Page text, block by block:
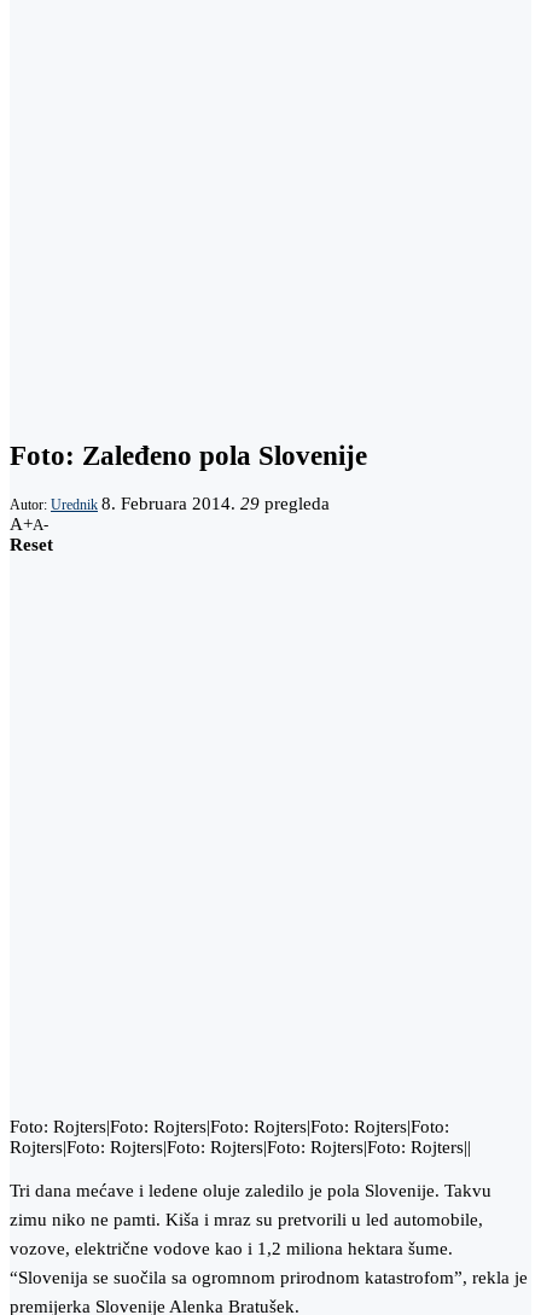
Foto: Zaleđeno pola Slovenije
Autor: Urednik 8. Februara 2014. 29 pregleda
A+A-
Reset
Foto: Rojters|Foto: Rojters|Foto: Rojters|Foto: Rojters|Foto:
Rojters|Foto: Rojters|Foto: Rojters|Foto: Rojters|Foto: Rojters||
Tri dana mećave i ledene oluje zaledilo je pola Slovenije. Takvu
zimu niko ne pamti. Kiša i mraz su pretvorili u led automobile,
vozove, električne vodove kao i 1,2 miliona hektara šume.
“Slovenija se suočila sa ogromnom prirodnom katastrofom”, rekla je
premijerka Slovenije Alenka Bratušek.